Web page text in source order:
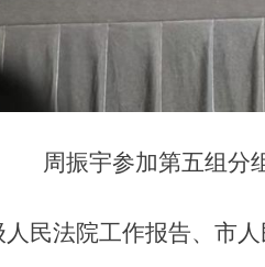
周振宇参加第五组分
民法院工作报告、市